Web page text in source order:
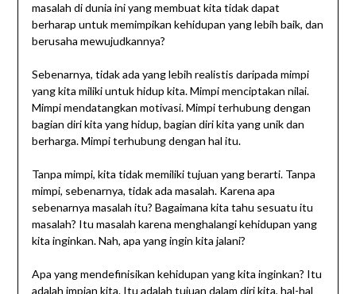
masalah di dunia ini yang membuat kita tidak dapat
berharap untuk memimpikan kehidupan yang lebih baik, dan
berusaha mewujudkannya?
Sebenarnya, tidak ada yang lebih realistis daripada mimpi
yang kita miliki untuk hidup kita. Mimpi menciptakan nilai.
Mimpi mendatangkan motivasi. Mimpi terhubung dengan
bagian diri kita yang hidup, bagian diri kita yang unik dan
berharga. Mimpi terhubung dengan hal itu.
Tanpa mimpi, kita tidak memiliki tujuan yang berarti. Tanpa
mimpi, sebenarnya, tidak ada masalah. Karena apa
sebenarnya masalah itu? Bagaimana kita tahu sesuatu itu
masalah? Itu masalah karena menghalangi kehidupan yang
kita inginkan. Nah, apa yang ingin kita jalani?
Apa yang mendefinisikan kehidupan yang kita inginkan? Itu
adalah impian kita. Itu adalah tujuan dalam diri kita, hal-hal